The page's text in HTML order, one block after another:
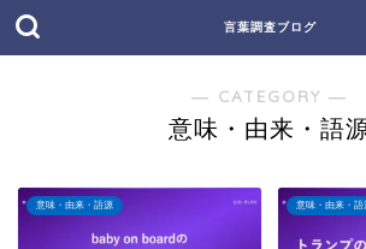
言葉調査ブログ
― CATEGORY ―
意味・由来・語
意味・由来・語源 意味・由来・語